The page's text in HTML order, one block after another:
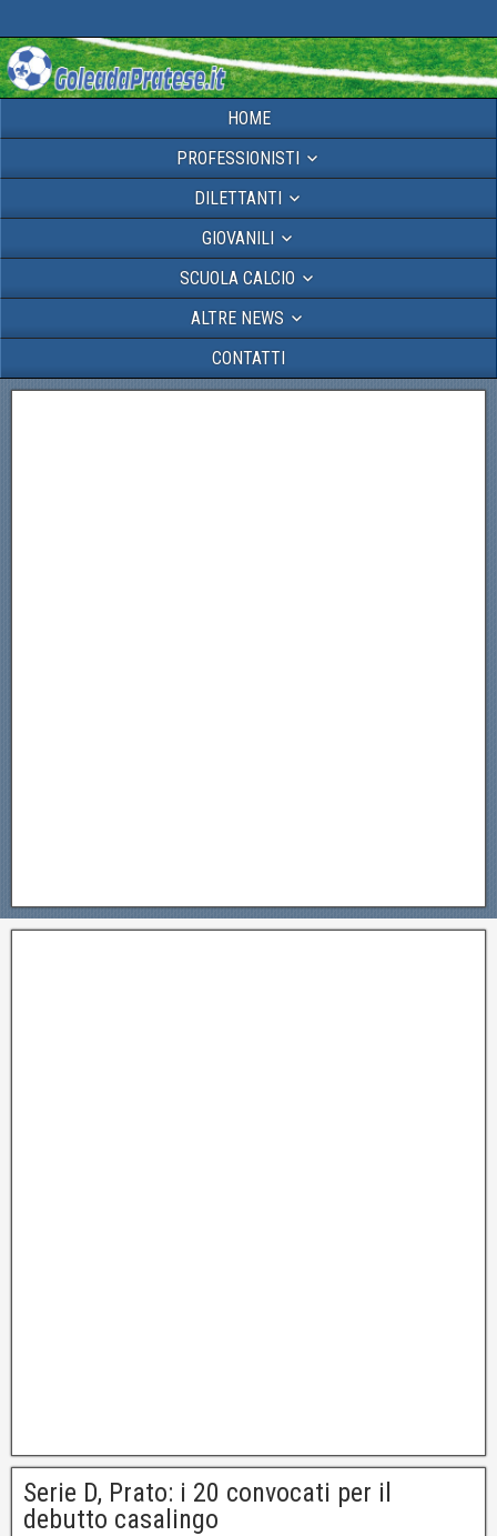
HOME
PROFESSIONISTI
DILETTANTI
GIOVANILI
SCUOLA CALCIO
ALTRE NEWS
CONTATTI
Serie D, Prato: i 20 convocati per il
debutto casalingo